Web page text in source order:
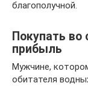
благополучной.
Покупать во
прибыль
Мужчине,
обитателя